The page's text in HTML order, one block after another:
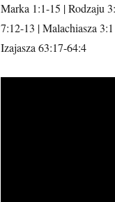
Marka 1:1-15 | Rodzaju
7:12-13 | Malachiasza
Izajasza 63:17-64:4